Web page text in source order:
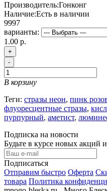
Производитель:Гонконг
Наличие:Есть в наличии
9997
варианты:
1.00 р.
+
-
В корзину
Теги: стразы неон, пинк
флуоресцентные стразы,
пурпурный, аметист,
Подписка на новости
Будьте в курсе новых акций
Подписаться
Отправим быстро Оферта
товара Политика